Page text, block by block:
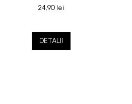
24,90 lei
DETALII